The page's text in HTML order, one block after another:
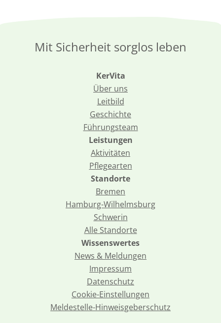
Mit Sicherheit sorglos leben
KerVita
Über uns
Leitbild
Geschichte
Führungsteam
Leistungen
Aktivitäten
Pflegearten
Standorte
Bremen
Hamburg-Wilhelmsburg
Schwerin
Alle Standorte
Wissenswertes
News & Meldungen
Impressum
Datenschutz
Cookie-Einstellungen
Meldestelle-Hinweisgeberschutz